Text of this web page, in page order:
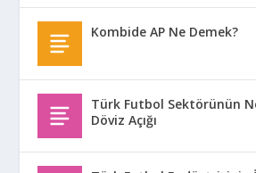
Kombide AP Ne Demek?
Türk Futbol Sektörünün
Döviz Açığı